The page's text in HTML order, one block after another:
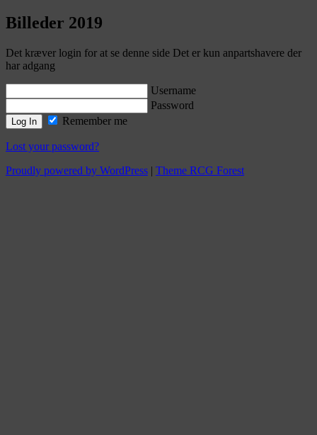
Billeder 2019
Det kræver login for at se denne side Det er kun anpartshavere der
har adgang
Username
Password
Remember me
Lost your password?
Proudly powered by WordPress | Theme RCG Forest